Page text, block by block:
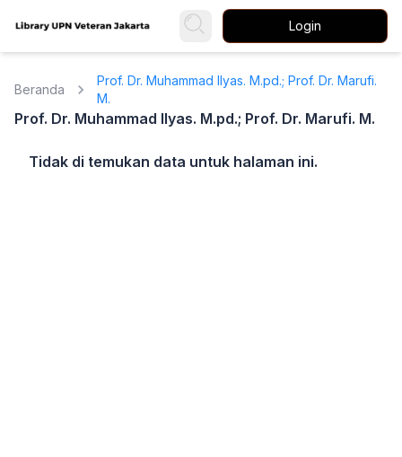
Login
Beranda
Prof. Dr. Muhammad Ilyas. M.pd.; Prof. Dr. Marufi.
M.
Prof. Dr. Muhammad Ilyas. M.pd.; Prof. Dr. Marufi. M.
Tidak di temukan data untuk halaman ini.